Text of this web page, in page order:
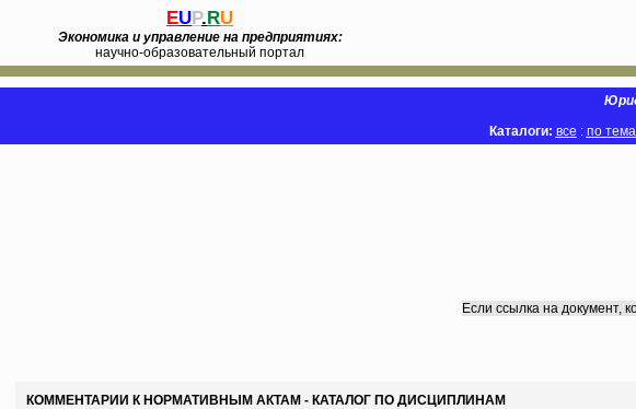
EUP.RU
Экономика и управление на предприятиях:
научно-образовательный портал
Каталоги: все : по
Если ссылка на документ,
КОММЕНТАРИИ К НОРМАТИВНЫМ АКТАМ - КАТАЛОГ ПО ДИСЦИПЛИНАМ